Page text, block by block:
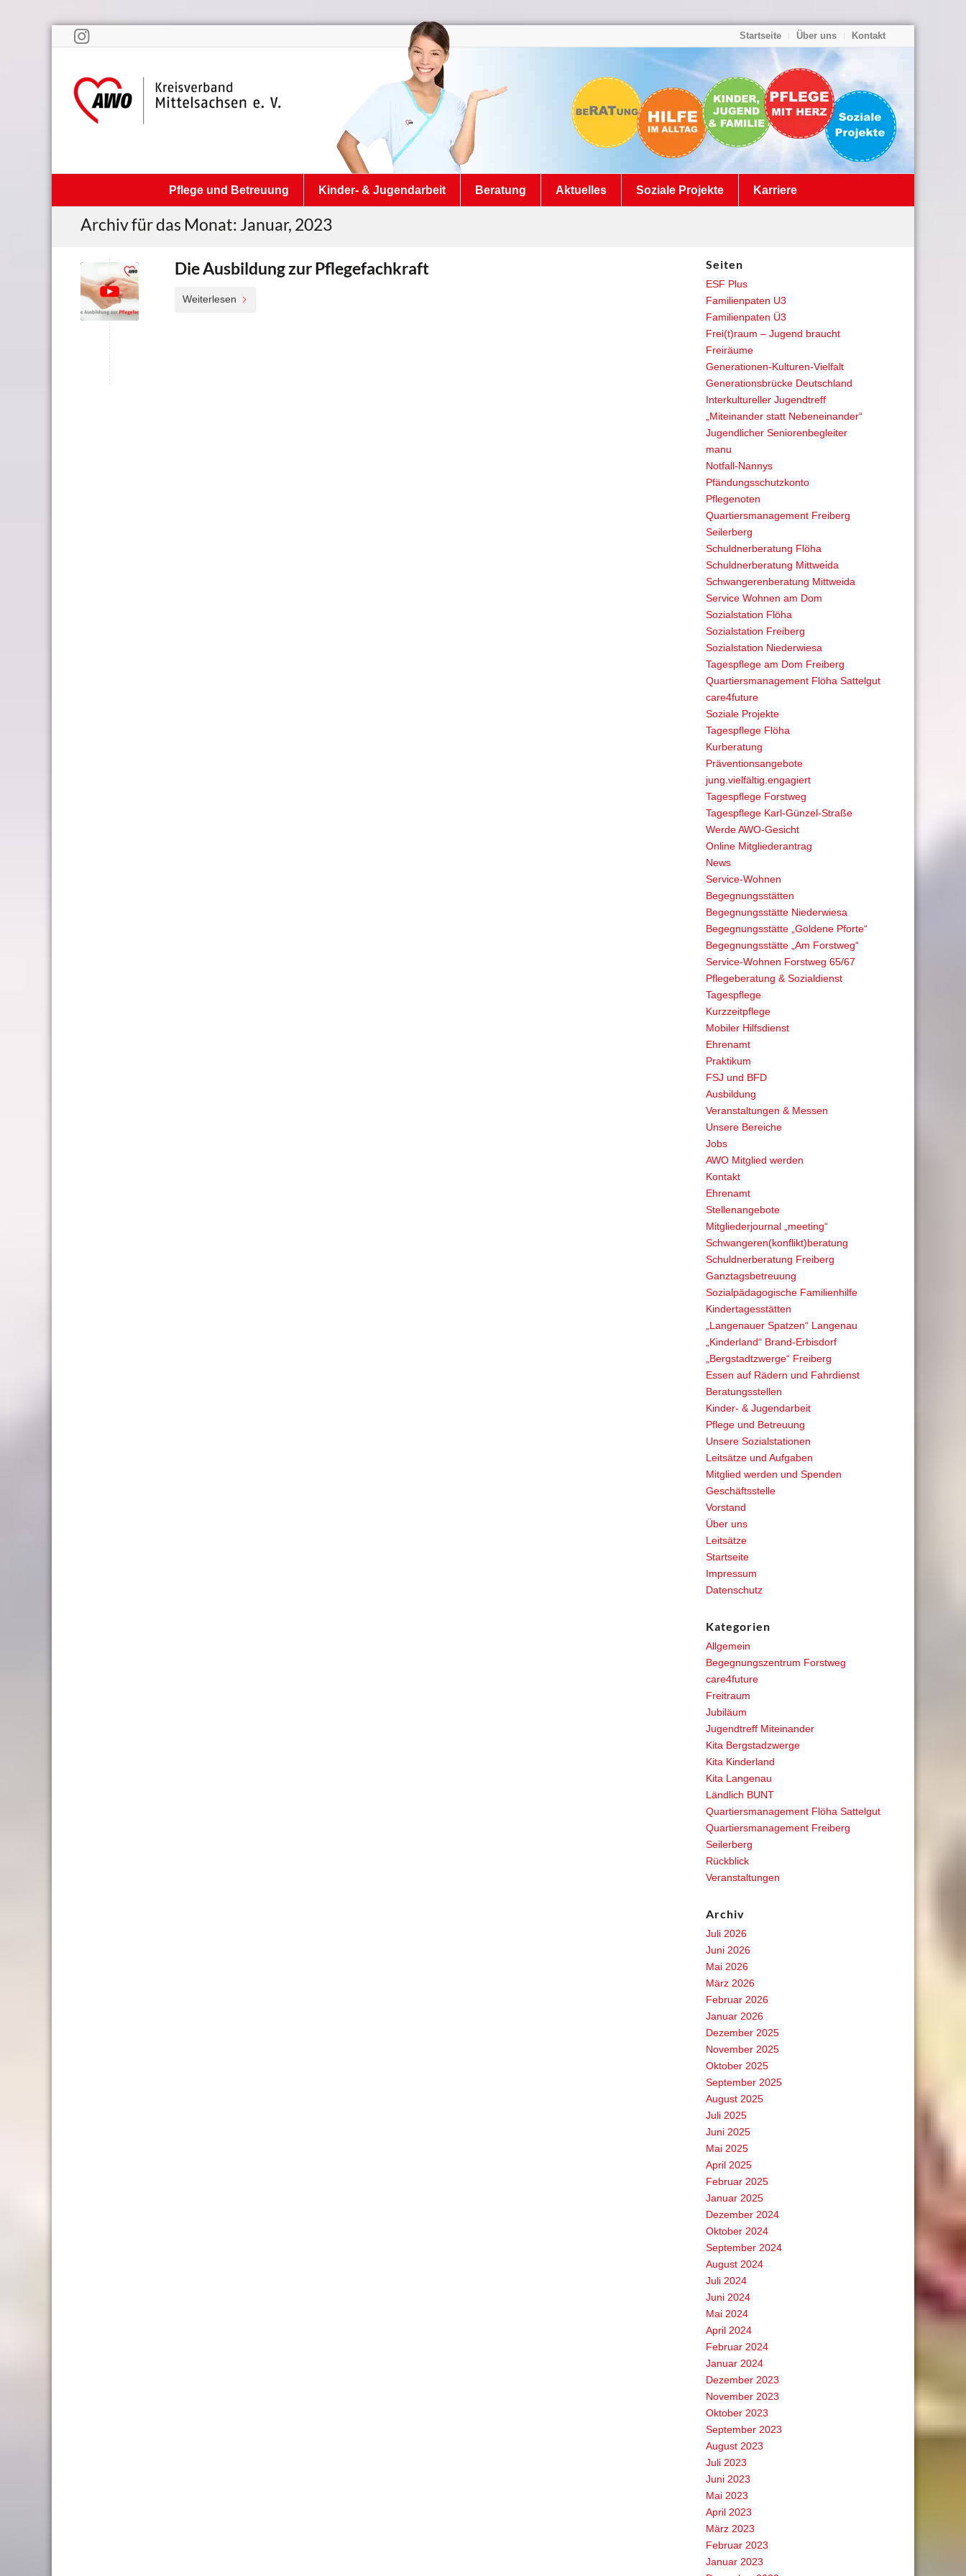
Startseite Über uns Kontakt
Pflege und Betreuung Kinder- & Jugendarbeit Beratung Aktuelles Soziale Projekte Karriere
Archiv für das Monat: Januar, 2023
Die Ausbildung zur Pflegefachkraft
Weiterlesen
Seiten
ESF Plus
Familienpaten U3
Familienpaten Ü3
Frei(t)raum – Jugend braucht
Freiräume
Generationen-Kulturen-Vielfalt
Generationsbrücke Deutschland
Interkultureller Jugendtreff
„Miteinander statt Nebeneinander“
Jugendlicher Seniorenbegleiter
manu
Notfall-Nannys
Pfändungsschutzkonto
Pflegenoten
Quartiersmanagement Freiberg
Seilerberg
Schuldnerberatung Flöha
Schuldnerberatung Mittweida
Schwangerenberatung Mittweida
Service Wohnen am Dom
Sozialstation Flöha
Sozialstation Freiberg
Sozialstation Niederwiesa
Tagespflege am Dom Freiberg
Quartiersmanagement Flöha Sattelgut
care4future
Soziale Projekte
Tagespflege Flöha
Kurberatung
Präventionsangebote
jung.vielfältig.engagiert
Tagespflege Forstweg
Tagespflege Karl-Günzel-Straße
Werde AWO-Gesicht
Online Mitgliederantrag
News
Service-Wohnen
Begegnungsstätten
Begegnungsstätte Niederwiesa
Begegnungsstätte „Goldene Pforte“
Begegnungsstätte „Am Forstweg“
Service-Wohnen Forstweg 65/67
Pflegeberatung & Sozialdienst
Tagespflege
Kurzzeitpflege
Mobiler Hilfsdienst
Ehrenamt
Praktikum
FSJ und BFD
Ausbildung
Veranstaltungen & Messen
Unsere Bereiche
Jobs
AWO Mitglied werden
Kontakt
Ehrenamt
Stellenangebote
Mitgliederjournal „meeting“
Schwangeren(konflikt)beratung
Schuldnerberatung Freiberg
Ganztagsbetreuung
Sozialpädagogische Familienhilfe
Kindertagesstätten
„Langenauer Spatzen“ Langenau
„Kinderland“ Brand-Erbisdorf
„Bergstadtzwerge“ Freiberg
Essen auf Rädern und Fahrdienst
Beratungsstellen
Kinder- & Jugendarbeit
Pflege und Betreuung
Unsere Sozialstationen
Leitsätze und Aufgaben
Mitglied werden und Spenden
Geschäftsstelle
Vorstand
Über uns
Leitsätze
Startseite
Impressum
Datenschutz
Kategorien
Allgemein
Begegnungszentrum Forstweg
care4future
Freitraum
Jubiläum
Jugendtreff Miteinander
Kita Bergstadzwerge
Kita Kinderland
Kita Langenau
Ländlich BUNT
Quartiersmanagement Flöha Sattelgut
Quartiersmanagement Freiberg
Seilerberg
Rückblick
Veranstaltungen
Archiv
Juli 2026
Juni 2026
Mai 2026
März 2026
Februar 2026
Januar 2026
Dezember 2025
November 2025
Oktober 2025
September 2025
August 2025
Juli 2025
Juni 2025
Mai 2025
April 2025
Februar 2025
Januar 2025
Dezember 2024
Oktober 2024
September 2024
August 2024
Juli 2024
Juni 2024
Mai 2024
April 2024
Februar 2024
Januar 2024
Dezember 2023
November 2023
Oktober 2023
September 2023
August 2023
Juli 2023
Juni 2023
Mai 2023
April 2023
März 2023
Februar 2023
Januar 2023